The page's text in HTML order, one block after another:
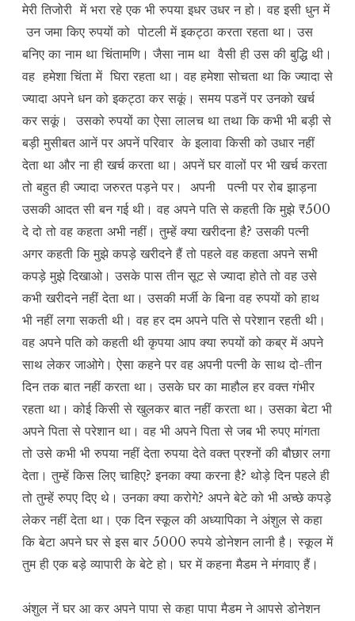
मेरी तिजोरी में भरा रहे एक भी रुपया इधर उधर न हो। वह इसी धुन में
उन जमा किए रुपयों को पोटली में इकट्ठा करता रहता था। उस
बनिए का नाम था चिंतामणि। जैसा नाम था वैसी ही उस की बुद्धि थी।
वह हमेशा चिंता में घिरा रहता था। वह हमेशा सोचता था कि ज्यादा से
ज्यादा अपने धन को इकट्ठा कर सकूं। समय पडनें पर उनको खर्च
कर सकूं। उसको रुपयों का ऐसा लालच था तथा कि कभी भी बड़ी से
बड़ी मुसीबत आनें पर अपनें परिवार के इलावा किसी को उधार नहीं
देता था और ना ही खर्च करता था। अपनें घर वालों पर भी खर्च करता
तो बहुत ही ज्यादा जरुरत पड़ने पर। अपनी पत्नी पर रोब झाड़ना
उसकी आदत सी बन गई थी। वह अपने पति से कहती कि मुझे ₹500
दे दो तो वह कहता अभी नहीं। तुम्हें क्या खरीदना है? उसकी पत्नी
अगर कहती कि मुझे कपड़े खरीदने हैं तो पहले वह कहता अपने सभी
कपड़े मुझे दिखाओ। उसके पास तीन सूट से ज्यादा होते तो वह उसे
कभी खरीदने नहीं देता था। उसकी मर्जी के बिना वह रुपयों को हाथ
भी नहीं लगा सकती थी। वह हर दम अपने पति से परेशान रहती थी।
वह अपने पति को कहती थी कृपया आप क्या रुपयों को कब्र में अपने
साथ लेकर जाओगे। ऐसा कहने पर वह अपनी पत्नी के साथ दो-तीन
दिन तक बात नहीं करता था। उसके घर का माहौल हर वक्त गंभीर
रहता था। कोई किसी से खुलकर बात नहीं करता था। उसका बेटा भी
अपने पिता से परेशान था। वह भी अपने पिता से जब भी रुपए मांगता
तो उसे कभी भी रुपया नहीं देता रुपया देते वक्त प्रश्नों की बौछार लगा
देता। तुम्हें किस लिए चाहिए? इनका क्या करना है? थोड़े दिन पहले ही
तो तुम्हें रुपए दिए थे। उनका क्या करोगे? अपने बेटे को भी अच्छे कपड़े
लेकर नहीं देता था। एक दिन स्कूल की अध्यापिका ने अंशुल से कहा
कि बेटा अपने घर से इस बार 5000 रुपये डोनेशन लानी है। स्कूल में
तुम ही एक बड़े व्यापारी के बेटे हो। घर में कहना मैडम ने मंगवाए हैं।
अंशुल नें घर आ कर अपने पापा से कहा पापा मैडम ने आपसे डोनेशन